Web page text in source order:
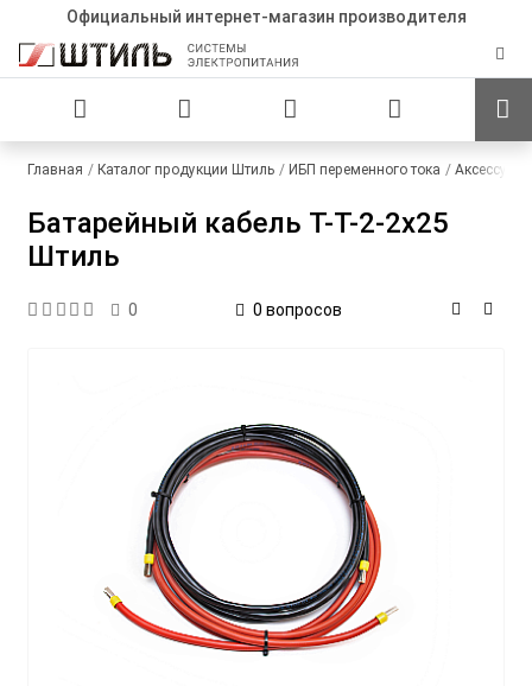
Официальный интернет-магазин производителя
Главная Каталог продукции Штиль ИБП переменного тока
Батарейный кабель T-T-2-2x25
Штиль
0 0 вопросов